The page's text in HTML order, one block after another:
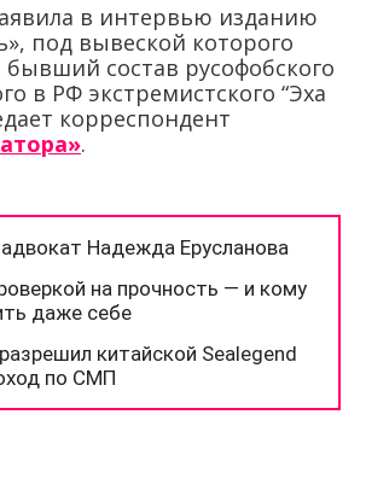
в интервью изданию
под вывеской которого
бывший состав русофобского
в РФ экстремистского “Эха
корреспондент
.